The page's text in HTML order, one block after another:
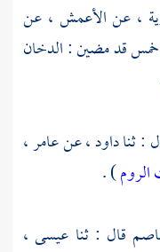
، عنالأعمش ، عن
خمس قد مضين : الدخان
: ثناداود ،عنعامر ،
الروم) .
قال : ثنا عيسى ،